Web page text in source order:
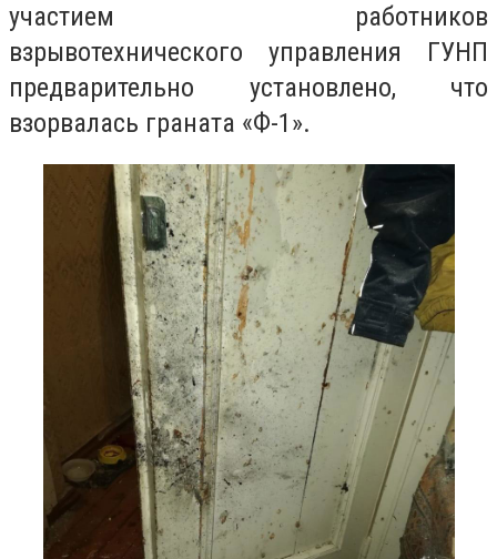
участием работников
взрывотехнического управления ГУНП
предварительно установлено, что
взорвалась граната «Ф-1».